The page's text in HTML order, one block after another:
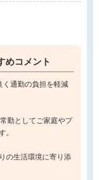
めコメント
通勤の負担を軽減
勤としてご家庭やプ
。
の生活環境に寄り添